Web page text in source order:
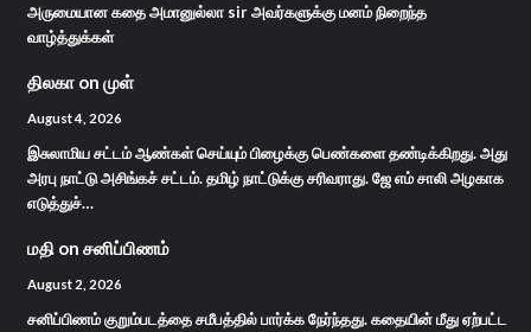
அருமையான கதை அமானுல்லா sir அவர்களுக்கு மனம் நிறைந்த
வாழ்த்துக்கள்
திலகா on முள்
August 4, 2026
இசுலாமிய சட்டம் ஆண்கள் செய்யும் பிழைக்கு பெண்களை தண்டிக்கிறது. அது
அரபு நாட்டு அசிங்கச் சட்டம். தமிழ் நாட்டுக்கு சரிவராது. ஜே எம் சாலி அழகாக
எடுத்துச்…
மதி on சனிப்பிணம்
August 2, 2026
சனிப்பிணம் குறும்படத்தை சமீபத்தில் பார்க்க நேர்ந்தது. கதையின் மீது ஏற்பட்ட